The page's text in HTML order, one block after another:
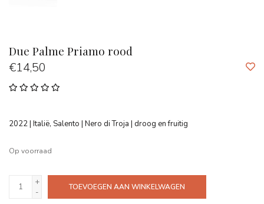
Due Palme Priamo rood
€14,50
2022 | Italië, Salento | Nero di Troja | droog en fruitig
Op voorraad
+
-
TOEVOEGEN AAN WINKELWAGEN